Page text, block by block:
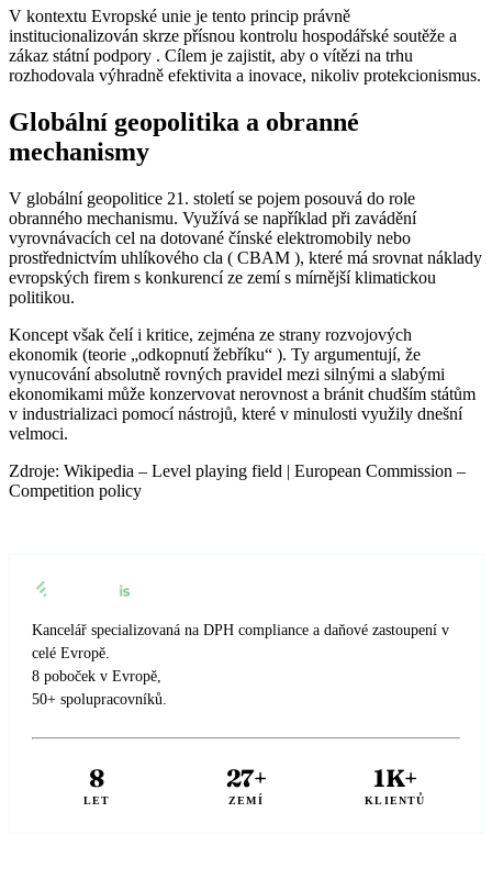
🇳🇱 Nizozemsko
🇳🇴 Norsko
🇵🇱
🇵🇹 Portugalsko
🇦🇹 Rakousko
🇷🇴 Rumunsko
🇪🇱
🇸🇮 Slovinsko
🇬🇧 Spojené království
🇪🇸
🇸🇪 Švédsko
Daňový zástupce pro Amazon s Eurofiscalis
🇩🇪 Německo
🇳🇱 Nizozemsko
🇵🇱 Polsko
🇵🇹 Portugalsko
🇦🇹 Rakousko
🇷🇴
🇪🇱 Řecko
🇸🇰 Slovensko
🇸🇮
🇬🇧 Spojené království
🇨🇭 Švýcarsko
V kontextu Evropské unie je tento princip právně
institucionalizován skrze přísnou kontrolu hospodářské soutěže a
zákaz státní podpory . Cílem je zajistit, aby o vítězi na trhu
rozhodovala výhradně efektivita a inovace, nikoliv protekcionismus.
Globální geopolitika a obranné
mechanismy
V globální geopolitice 21. století se pojem posouvá do role
obranného mechanismu. Využívá se například při zavádění
vyrovnávacích cel na dotované čínské elektromobily nebo
prostřednictvím uhlíkového cla ( CBAM ), které má srovnat náklady
evropských firem s konkurencí ze zemí s mírnější klimatickou
politikou.
Koncept však čelí i kritice, zejména ze strany rozvojových
ekonomik (teorie „odkopnutí žebříku“ ). Ty argumentují, že
vynucování absolutně rovných pravidel mezi silnými a slabými
ekonomikami může konzervovat nerovnost a bránit chudším státům
v industrializaci pomocí nástrojů, které v minulosti využily dnešní
velmoci.
Zdroje: Wikipedia – Level playing field | European Commission –
Competition policy
Kancelář specializovaná na DPH compliance a daňové zastoupení v
celé Evropě.
8 poboček v Evropě,
50+ spolupracovníků.
8
LET
27+
ZEMÍ
1K+
KLIENTŮ